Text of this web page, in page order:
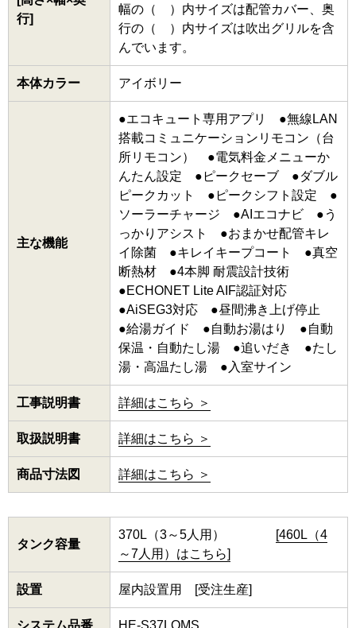
行]
幅の（ ）内サイズは配管カバー、奥
行の（ ）内サイズは吹出グリルを含
んでいます。
本体カラー アイボリー
主な機能
●エコキュート専用アプリ ●無線LAN
搭載コミュニケーションリモコン（台
所リモコン） ●電気料金メニューか
んたん設定 ●ピークセーブ ●ダブル
ピークカット ●ピークシフト設定 ●
ソーラーチャージ ●AIエコナビ ●う
っかりアシスト ●おまかせ配管キレ
イ除菌 ●キレイキープコート ●真空
断熱材 ●4本脚 耐震設計技術
●ECHONET Lite AIF認証対応
●AiSEG3対応 ●昼間沸き上げ停止
●給湯ガイド ●自動お湯はり ●自動
保温・自動たし湯 ●追いだき ●たし
湯・高温たし湯 ●入室サイン
工事説明書 詳細はこちら ＞
取扱説明書 詳細はこちら ＞
商品寸法図 詳細はこちら ＞
タンク容量
370L（3～5人用）
[460L（4
～7人用）はこちら]
設置 屋内設置用 [受注生産]